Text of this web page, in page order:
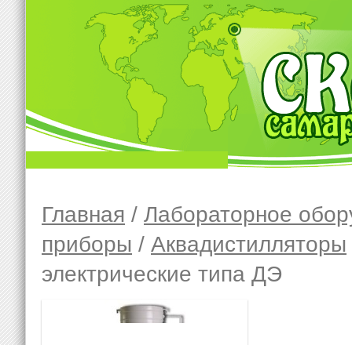
Главная / Лабораторное
приборы / Аквадистилляторы
электрические типа ДЭ